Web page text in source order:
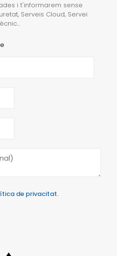
i t'informarem sense
Serveis Cloud, Servei
de privacitat.